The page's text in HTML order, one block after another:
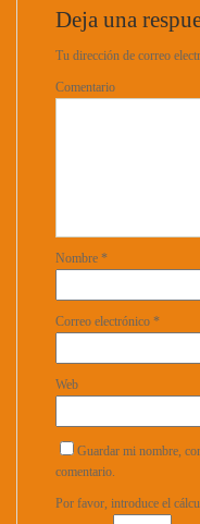
Deja una
Tu dirección de correo
Comentario
Nombre *
Correo electrónico *
Web
Guardar mi nombre,
comentario.
Por favor, introduce el